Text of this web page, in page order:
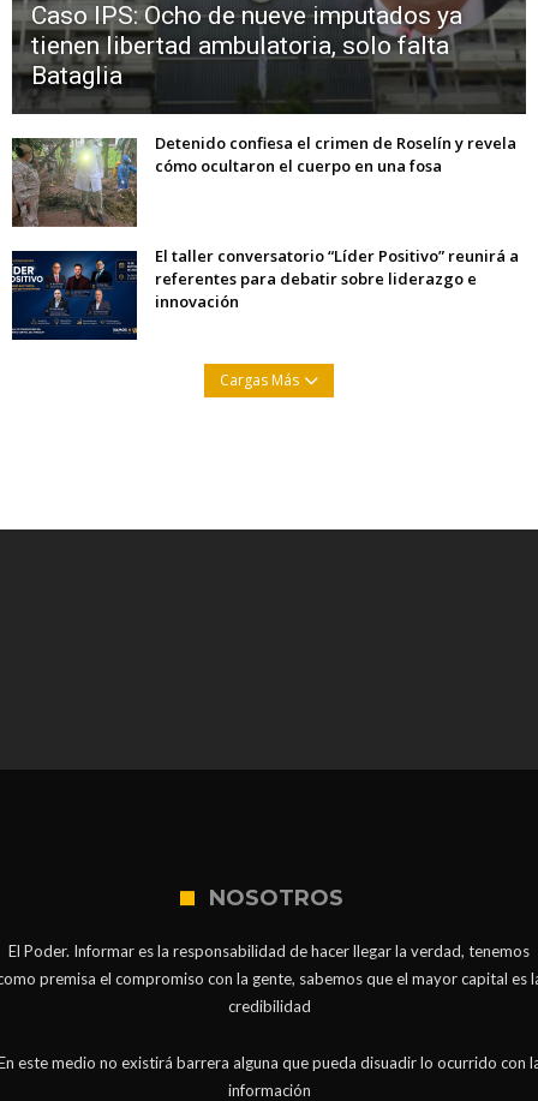
Caso IPS: Ocho de nueve imputados ya
tienen libertad ambulatoria, solo falta
Bataglia
Detenido confiesa el crimen de Roselín y revela
cómo ocultaron el cuerpo en una fosa
El taller conversatorio “Líder Positivo” reunirá a
referentes para debatir sobre liderazgo e
innovación
Cargas Más
NOSOTROS
El Poder. Informar es la responsabilidad de hacer llegar la verdad, tenemos
premisa el compromiso con la gente, sabemos que el mayor capital es
credibilidad
este medio no existirá barrera alguna que pueda disuadir lo ocurrido con
información